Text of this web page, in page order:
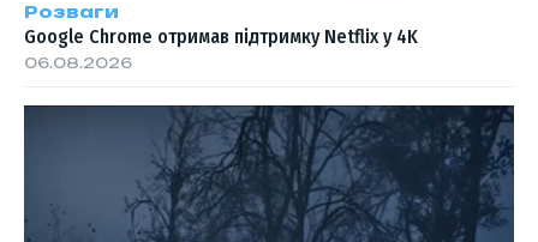
Розваги
Google Chrome отримав підтримку Netflix у 4K
06.08.2026